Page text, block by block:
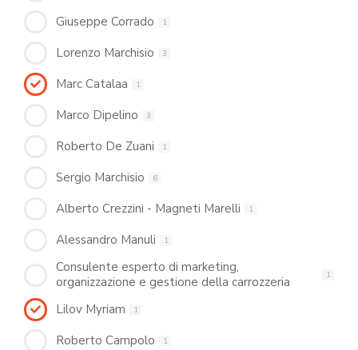
Giuseppe Corrado 1
Lorenzo Marchisio 3
Marc Catalaa 1
Marco Dipelino 3
Roberto De Zuani 1
Sergio Marchisio 6
Alberto Crezzini - Magneti Marelli 1
Alessandro Manuli 1
Consulente esperto di marketing,
organizzazione e gestione della carrozzeria
1
Lilov Myriam 1
Roberto Campolo 1